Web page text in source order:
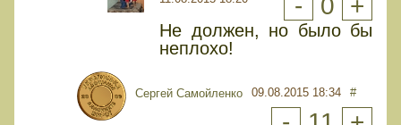
- 0 +
Не должен, но было бы
неплохо!
Сергей Самойленко 09.08.2015 18:34 #